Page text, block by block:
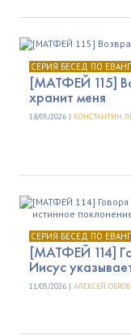
СЕРИЯ БЕСЕД ПО
[МАТФЕЙ 115]
хранит меня
18/05/2026 | КОНСТАНТИН
СЕРИЯ БЕСЕД ПО
[МАТФЕЙ 114]
Иисус
11/05/2026 | АЛЕКСЕЙ